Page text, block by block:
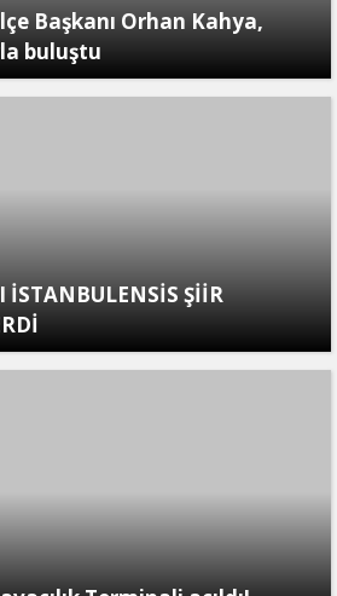
Başkanı Orhan Kahya,
buluştu
İSTANBULENSİS ŞİİR